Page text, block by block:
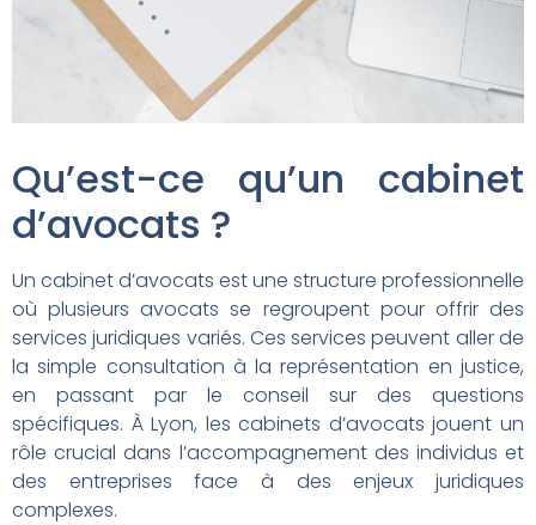
Qu’est-ce qu’un cabinet
d’avocats ?
Un cabinet d’avocats est une structure professionnelle
où plusieurs avocats se regroupent pour offrir des
services juridiques variés. Ces services peuvent aller de
la simple consultation à la représentation en justice,
en passant par le conseil sur des questions
spécifiques. À Lyon, les cabinets d’avocats jouent un
rôle crucial dans l’accompagnement des individus et
des entreprises face à des enjeux juridiques
complexes.